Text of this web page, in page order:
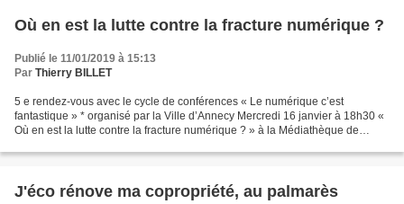
Où en est la lutte contre la fracture numérique ?
Publié le 11/01/2019 à 15:13
Par Thierry BILLET
5 e rendez-vous avec le cycle de conférences « Le numérique c’est
fantastique » * organisé par la Ville d’Annecy Mercredi 16 janvier à 18h30 «
Où en est la lutte contre la fracture numérique ? » à la Médiathèque de
J'éco rénove ma copropriété, au palmarès